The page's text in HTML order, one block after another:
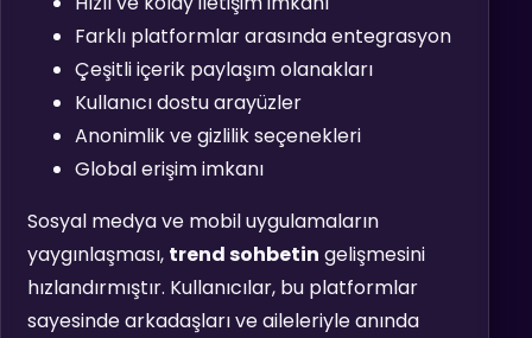
Farklı platformlar arasında entegrasyon
Çeşitli içerik paylaşım olanakları
Kullanıcı dostu arayüzler
Anonimlik ve gizlilik seçenekleri
Global erişim imkanı
Sosyal medya ve mobil uygulamaların
yaygınlaşması, trend sohbetin gelişmesini
hızlandırmıştır. Kullanıcılar, bu platformlar
sayesinde arkadaşları ve aileleriyle anında